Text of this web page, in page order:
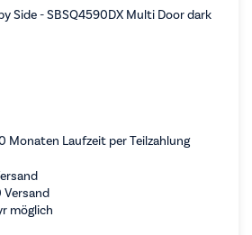
Side - SBSQ4590DX Multi Door dark
Monaten Laufzeit per Teilzahlung
Versand
möglich